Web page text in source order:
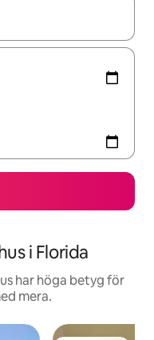
navigera med upp- och
i Florida
har höga betyg för
mera.